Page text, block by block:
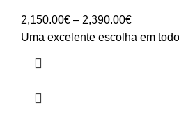
2,150.00€ – 2,390.00€Price
range:
Uma excelente escolha em